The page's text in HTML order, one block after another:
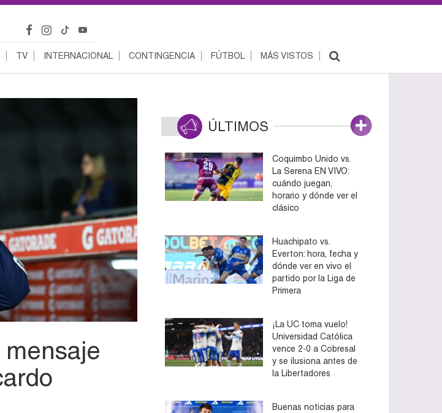
TV INTERNACIONAL CONTINGENCIA FÚTBOL MÁS VISTOS
ÚLTIMOS
Coquimbo Unido vs.
La Serena EN VIVO:
cuándo juegan,
horario y dónde ver el
clásico
Huachipato vs.
Everton: hora, fecha y
dónde ver en vivo el
partido por la Liga de
Primera
¡La UC toma vuelo!
Universidad Católica
vence 2-0 a Cobresal
y se ilusiona antes de
la Libertadores
Buenas noticias para